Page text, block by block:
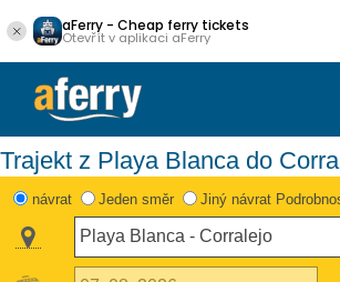
aFerry - Cheap ferry tickets
Otevřít v aplikaci aFerry
Trajekt z Playa Blanca do
návrat Jeden směr Jiný návrat